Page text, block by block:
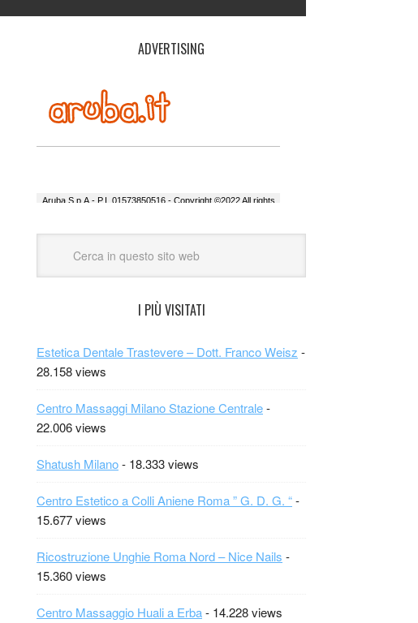
ADVERTISING
I PIÙ VISITATI
Estetica Dentale Trastevere – Dott. Franco Weisz -
28.158 views
Centro Massaggi Milano Stazione Centrale-
22.006 views
Shatush Milano- 18.333 views
Centro Estetico a Colli Aniene Roma ” G. D. G. “-
15.677 views
Ricostruzione Unghie Roma Nord – Nice Nails -
15.360 views
Centro Massaggio Huali a Erba- 14.228 views